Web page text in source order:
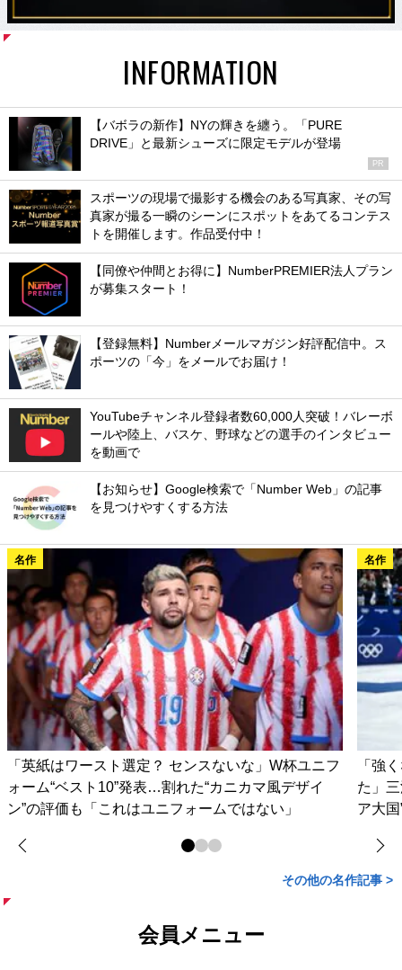
INFORMATION
【バボラの新作】NYの輝きを纏う。「PURE
DRIVE」と最新シューズに限定モデルが登場
PR
スポーツの現場で撮影する機会のある写真家、その写
真家が撮る一瞬のシーンにスポットをあてるコンテス
トを開催します。作品受付中！
【同僚や仲間とお得に】NumberPREMIER法人プラン
が募集スタート！
【登録無料】Numberメールマガジン好評配信中。ス
ポーツの「今」をメールでお届け！
YouTubeチャンネル登録者数60,000人突破！バレーボ
ールや陸上、バスケ、野球などの選手のインタビュー
を動画で
【お知らせ】Google検索で「Number Web」の記事
を見つけやすくする方法
名作
「英紙はワースト選定？ センスないな」W杯ユニフ
ォーム“ベスト10”発表…割れた“カニカマ風デザイ
ン”の評価も「これはユニフォームではない」
名作
「強
た」
ア大
その他の名作記事 >
会員メニュー